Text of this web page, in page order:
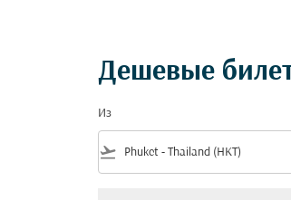
Дешевые
Из
flight_takeoff